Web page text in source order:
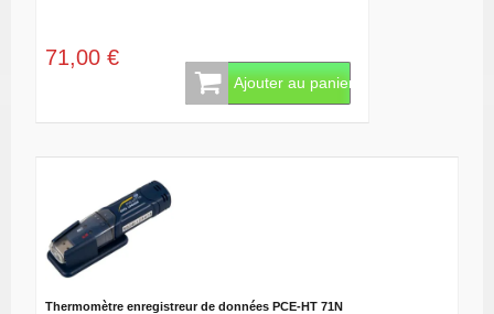
71,00 €
Ajouter au panier
Thermomètre enregistreur de données PCE-HT 71N